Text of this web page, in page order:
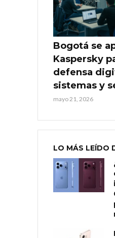
Bogotá se
Kaspersky
defensa
sistemas y
mayo 21, 2026
LO MÁS LEÍDO